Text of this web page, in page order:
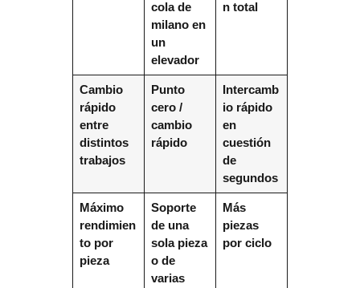
cola de
milano en
un
elevador
n total
Cambio
rápido
entre
distintos
trabajos
Punto
cero /
cambio
rápido
Intercamb
io rápido
en
cuestión
de
segundos
Máximo
rendimien
to por
pieza
Soporte
de una
sola pieza
o de
varias
Más
piezas
por ciclo